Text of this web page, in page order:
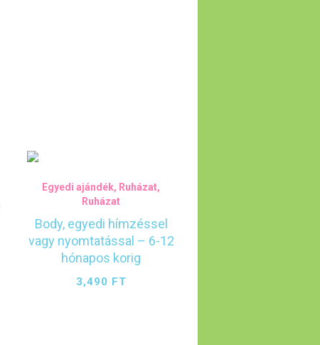
Egyedi ajándék, Ruházat,
Ruházat
Body, egyedi hímzéssel
vagy nyomtatással – 6-12
hónapos korig
3,490 FT